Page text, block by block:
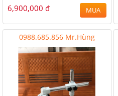
6,900,000 đ MUA
0988.685.856 Mr.Hùng